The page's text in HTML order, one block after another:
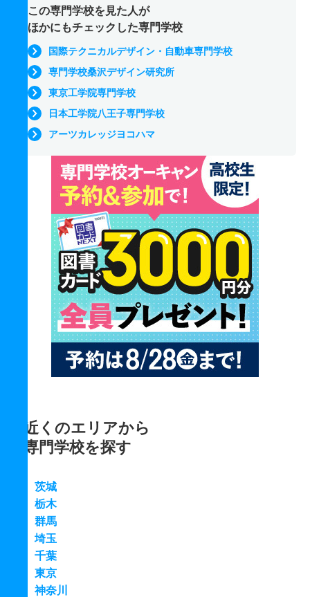
この専門学校を見た人が
ほかにもチェックした専門学校
国際テクニカルデザイン・自動車専門学校
専門学校桑沢デザイン研究所
東京工学院専門学校
日本工学院八王子専門学校
アーツカレッジヨコハマ
近くのエリアから
専門学校を探す
茨城
栃木
群馬
埼玉
千葉
東京
神奈川